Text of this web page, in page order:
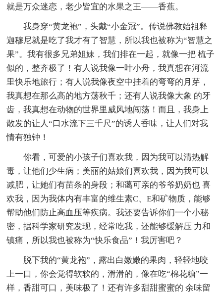
就是万众迷恋，老少皆宜的水果之王——香蕉。
我身穿“黄龙袍”，头戴“小金冠”。传说佛教始祖释
迦穆尼就是吃了我才有了智慧，所以我也被称为“智慧之
果”。我有很多兄弟姐妹，我们排在一起，就像一把 梳子
似的，整齐极了！有人说我像一叶小舟，我真想在河流
里快乐地旅行；有人说我像夜空中挂着的弯弯的月芽，
我真想在那么高的地方荡秋千；还有人说我像大象 的牙
齿，我真想在动物的世界里威风地闯荡！而且，我身上
散发的让人“口水流下三千尺”的诱人香味，让人们对我
情有独钟！
你看，可爱的小孩子们喜欢我，因为我可以清热解
毒，让他们少生病；美丽的姑娘们喜欢我，因为我可以
减肥，让她们有苗条的身段；和蔼可亲的爷爷奶奶也 喜
欢我，因为我体内有丰富的维生素C、E和矿物质，能够
帮助他们防止高血压等疾病。我还要告诉你们一个小秘
密，据科学家研究发现，经常吃我，还能够缓解压 力和
镇痛，所以我也被称为“快乐食品”！我厉害吧？
脱下我的“黄龙袍”，露出白嫩嫩的果肉，轻轻地咬
上一口，你会觉得软软的，滑滑的，像在吃“棉花糖”一
样，香甜可口，美味极了！还有许多甜甜蜜蜜的 余味留